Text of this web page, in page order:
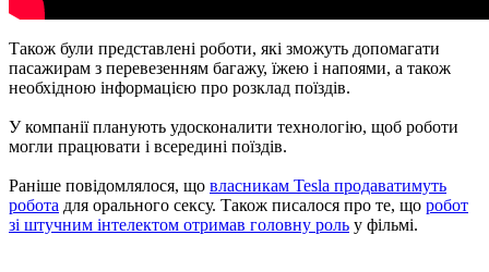
Також були представлені роботи, які зможуть допомагати
пасажирам з перевезенням багажу, їжею і напоями, а також
необхідною інформацією про розклад поїздів.
У компанії планують удосконалити технологію, щоб роботи
могли працювати і всередині поїздів.
Раніше повідомлялося, що власникам Tesla продаватимуть
робота для орального сексу. Також писалося про те, що робот
зі штучним інтелектом отримав головну роль у фільмі.